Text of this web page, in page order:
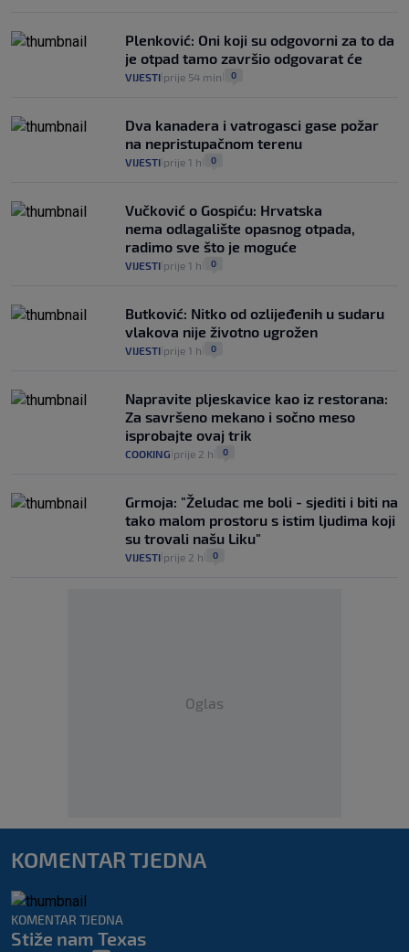
Plenković: Oni koji su odgovorni za to da
je otpad tamo završio odgovarat će
VIJESTI prije 54 min 0
Dva kanadera i vatrogasci gase požar
na nepristupačnom terenu
VIJESTI prije 1 h 0
Vučković o Gospiću: Hrvatska
nema odlagalište opasnog otpada,
radimo sve što je moguće
VIJESTI prije 1 h 0
Butković: Nitko od ozlijeđenih u sudaru
vlakova nije životno ugrožen
VIJESTI prije 1 h 0
Napravite pljeskavice kao iz restorana:
Za savršeno mekano i sočno meso
isprobajte ovaj trik
COOKING prije 2 h 0
Grmoja: "Želudac me boli - sjediti i biti na
tako malom prostoru s istim ljudima koji
su trovali našu Liku"
VIJESTI prije 2 h 0
Oglas
KOMENTAR TJEDNA
KOMENTAR TJEDNA
Stiže nam Texas